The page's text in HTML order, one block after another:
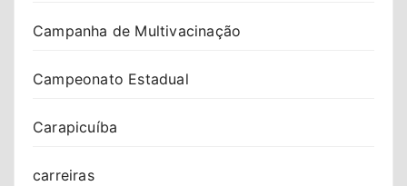
Campanha de Multivacinação
Campeonato Estadual
Carapicuíba
carreiras